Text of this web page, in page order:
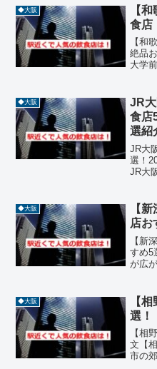
沿線
店が
◆大阪
【
食店
【和
絶品
大学
便性
スが
◆大阪
JR
食店
選紹
JR大
選！
JR大
に、
ル豊
◆大阪
【
店お
【新
すめ5
が広
とん
富で
◆大阪
【
選！
【相
文【
市の